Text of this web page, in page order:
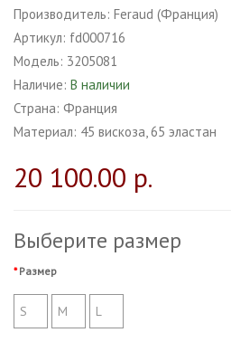
Производитель: Feraud (Франция)
Артикул: fd000716
Модель: 3205081
Наличие: В наличии
Страна: Франция
Материал: 45 вискоза, 65 эластан
20 100.00 р.
Выберите размер
Размер
S M L